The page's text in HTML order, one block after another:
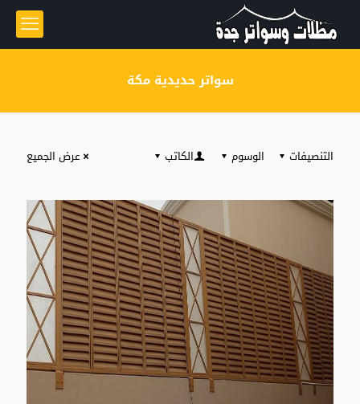
سواتر حديدية مكة
التنصيفات الوسوم الكاتب عرض الجميع